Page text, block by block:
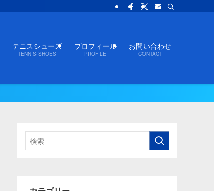
テニスシューズ
TENNIS SHOES
プロフィール
PROFILE
お問い合わせ
CONTACT